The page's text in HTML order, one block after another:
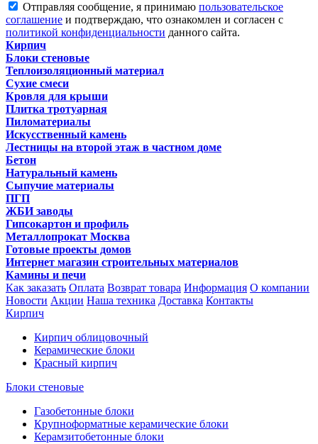
Отправляя сообщение, я принимаю пользовательское
соглашение и подтверждаю, что ознакомлен и согласен с
политикой конфиденциальности данного сайта.
Кирпич
Блоки стеновые
Теплоизоляционный материал
Сухие смеси
Кровля для крыши
Плитка тротуарная
Пиломатериалы
Искусственный камень
Лестницы на второй этаж в частном доме
Бетон
Натуральный камень
Сыпучие материалы
ПГП
ЖБИ заводы
Гипсокартон и профиль
Металлопрокат Москва
Готовые проекты домов
Интернет магазин строительных материалов
Камины и печи
Как заказать Оплата Возврат товара Информация О компании
Новости Акции Наша техника Доставка Контакты
Кирпич
Кирпич облицовочный
Керамические блоки
Красный кирпич
Блоки стеновые
Газобетонные блоки
Крупноформатные керамические блоки
Керамзитобетонные блоки